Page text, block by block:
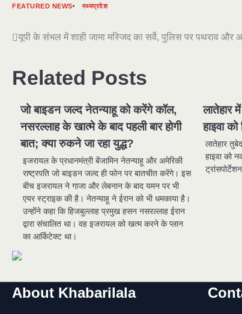
FEATURED NEWS मध्यप्रदेश
Post
यूपी के संभल में शाही जामा मस्जिद का सर्वे, पुलिस पर पथराव और
Related Posts
जो बाइडन जल्द नेतन्याहू को करेंगे कॉल,
नसरल्लाह के खात्मे के बाद पहली बार होगी
बात; क्या रुकने जा रहा युद्ध?
इजरायल के प्रधानमंत्री बेंजामिन नेतन्याहू और अमेरिकी
राष्ट्रपति जो बाइडन जल्द ही फोन पर बातचीत करेंगे। इस
बीच इजरायल ने गाजा और लेबनान के बाद यमन पर भी
एयर स्ट्राइक की है। नेतन्याहू ने ईरान को भी धमकाया है।
उन्होंने कहा कि हिजबुल्लाह प्रमुख हसन नसरल्लाह ईरान
द्वारा संचालित था। वह इजरायल को खत्म करने के प्लान
का आर्किटेक्ट था।
लातेहार
हाइवा
लातेहार
हाइवा को
About Khabarilala